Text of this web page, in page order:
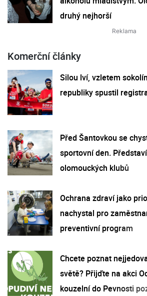
druhý nejhorší
Komerční články
Silou lví, vzletem
republiky spustil
Před Šantovkou se
sportovní den.
olomouckých klubů
Ochrana zdraví jako
nachystal pro
preventivní program
Chcete poznat
světě? Přijďte na akci
kouzelní do Pevnosti